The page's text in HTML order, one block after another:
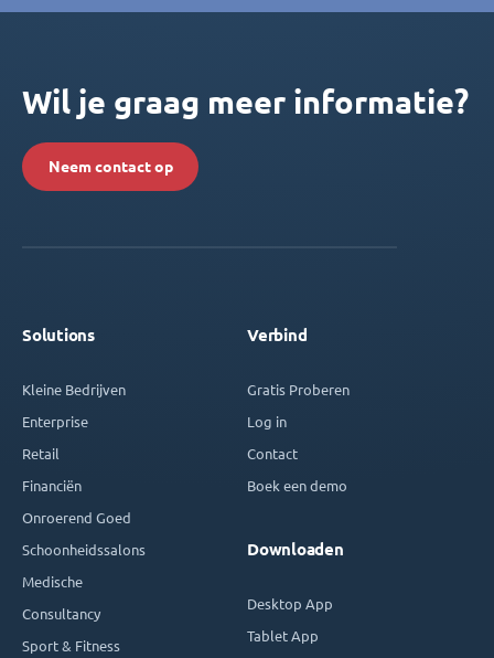
Wil je graag meer informatie?
Neem contact op
Solutions
Kleine Bedrijven
Enterprise
Retail
Financiën
Onroerend Goed
Schoonheidssalons
Medische
Consultancy
Sport & Fitness
Verbind
Gratis Proberen
Log in
Contact
Boek een demo
Downloaden
Desktop App
Tablet App